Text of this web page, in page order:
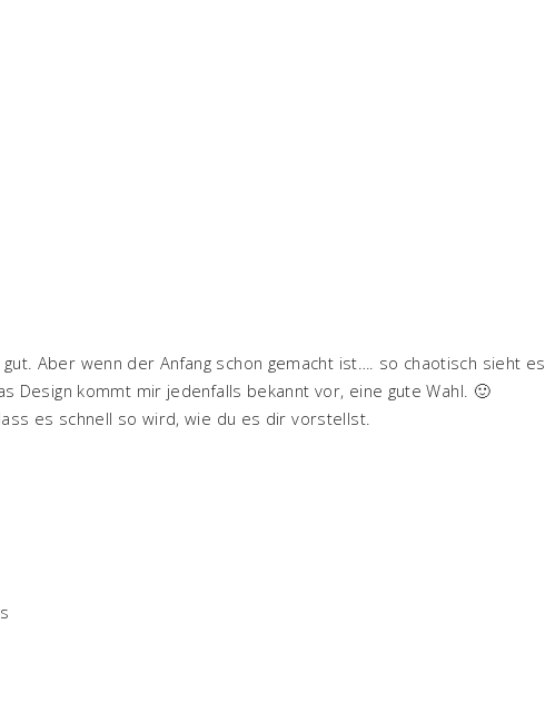
Aber wenn der Anfang schon gemacht ist…. so chaotisch sieht es
Design kommt mir jedenfalls bekannt vor, eine gute Wahl. 🙂
es schnell so wird, wie du es dir vorstellst.